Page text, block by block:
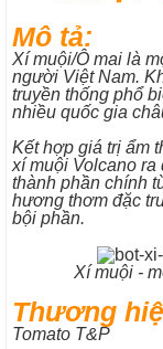
Mô tả:
Xí muội/Ô mai là
người Việt Nam.
truyền thống phổ
nhiều quốc gia
Kết hợp giá trị ẩm
xí muội Volcano
thành phần chính
hương thơm đặc
bội phần.
Xí muội -
Thương
Tomato T&P